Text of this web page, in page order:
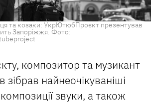
та козаки: УкрЮтюбПроєкт презентував
Запоріжжя. Фото:
композитор та музикант
зібрав найнеочікуваніші
звуки, а також